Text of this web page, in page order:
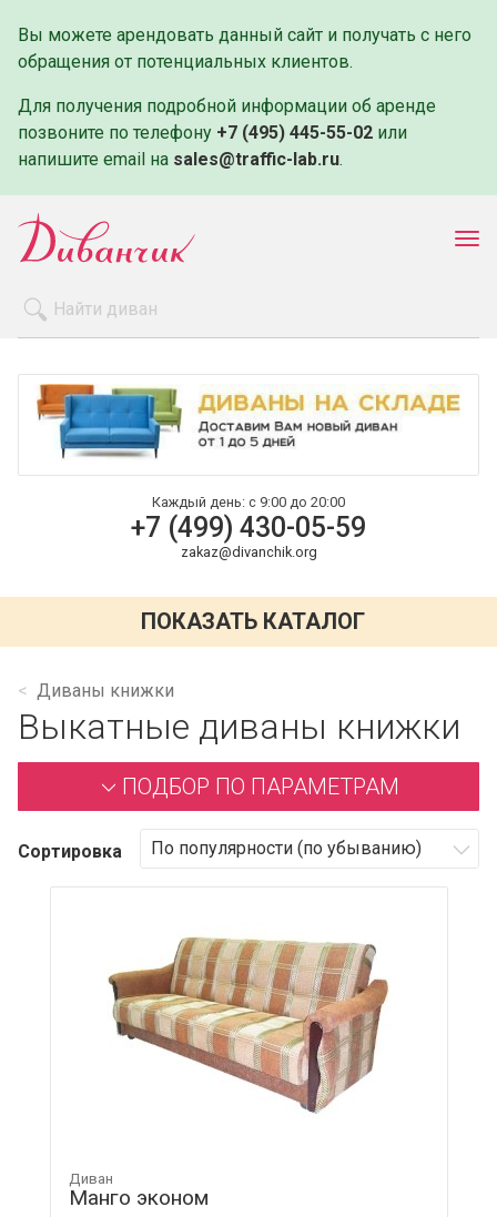
Вы можете арендовать данный сайт и получать с него
обращения от потенциальных клиентов.
Для получения подробной информации об аренде
позвоните по телефону +7 (495) 445-55-02 или
напишите email на sales@traffic-lab.ru.
Оплата и доставка
Контакты
Каждый день: с 9:00 до 20:00
+7 (499) 430-05-59
zakaz@divanchik.org
ПОКАЗАТЬ КАТАЛОГ
Диваны книжки
Выкатные диваны книжки
ПОДБОР ПО ПАРАМЕТРАМ
Сортировка
Диван
Манго эконом